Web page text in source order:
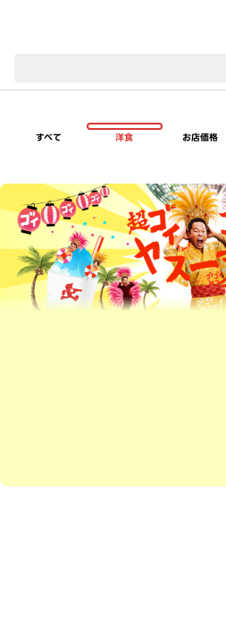
すべて 洋食 お店価格
超ゴイゴイヤスー夏祭